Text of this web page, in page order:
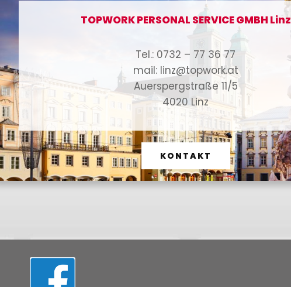
TOPWORK PERSONAL SERVICE GMBH Linz
Tel.: 0732 – 77 36 77
mail: linz@topwork.at
Auerspergstraße 11/5
4020 Linz
KONTAKT